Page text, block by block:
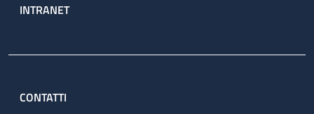
INTRANET
CONTATTI